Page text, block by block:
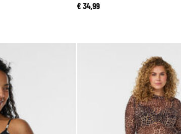
€ 34,99